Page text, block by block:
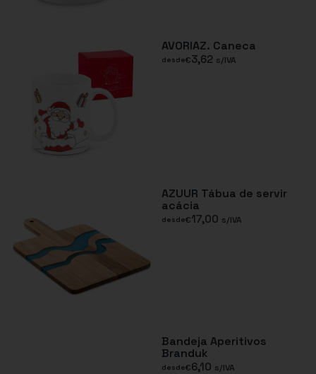
AVORIAZ. Caneca
desde€3,62 s/IVA
AZUUR Tábua de servir
acácia
desde€17,00 s/IVA
Bandeja Aperitivos
Branduk
desde€6,10 s/IVA